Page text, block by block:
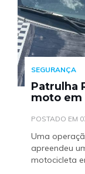
SEGURANÇA
Patrulha
moto em
POSTADO EM
Uma
apreendeu
motocicleta